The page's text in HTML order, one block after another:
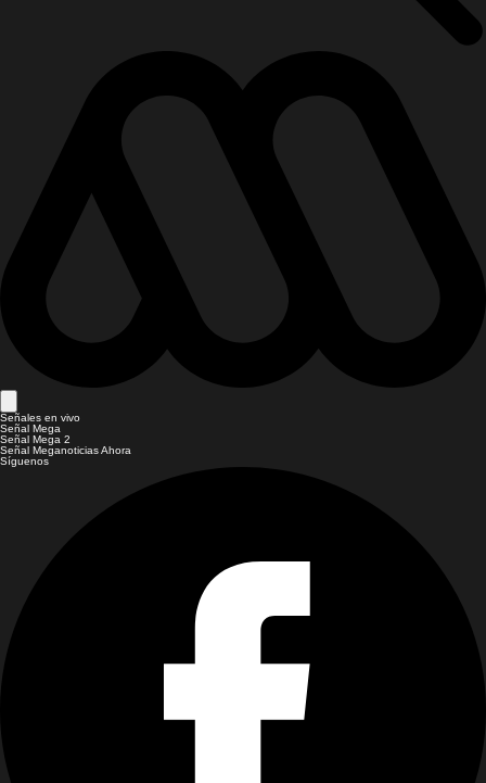
Señales en vivo
Señal Mega
Señal Mega 2
Señal Meganoticias Ahora
Síguenos